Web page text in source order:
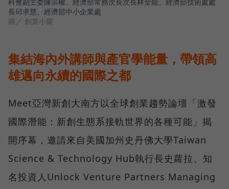
科會副主委陳宗權、經濟部常務次長次長林全能、經濟部技術處處
長邱求慧、經濟部中小企業處
圖／ 創業小聚
集結海內外講師與產官學能量，帶領高
雄邁向永續的國際之都
Meet亞灣新創大南方以全球創業趨勢論壇「激發
國際潛能：新創生態系接軌世界的各種可能」揭
開序幕，邀請來自美國加州史丹佛大學Taiwan
Science & Technology Hub執行長史蘿拉、知
名投資人Unlock Venture Partners Managing